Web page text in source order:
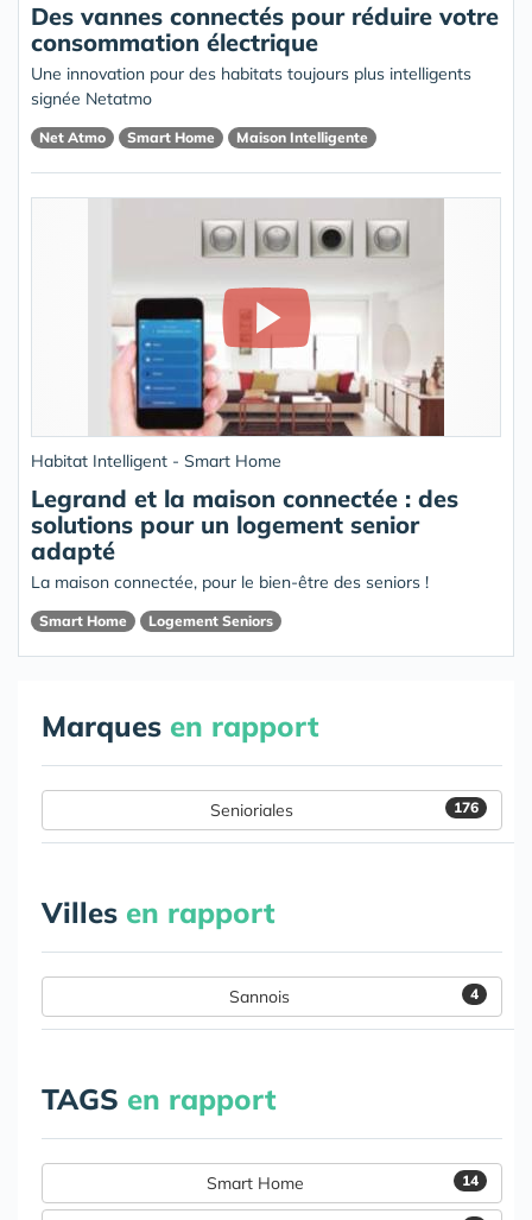
Des vannes connectés pour réduire votre
consommation électrique
Une innovation pour des habitats toujours plus intelligents
signée Netatmo
Net Atmo Smart Home Maison Intelligente
Habitat Intelligent - Smart Home
Legrand et la maison connectée : des
solutions pour un logement senior
adapté
La maison connectée, pour le bien-être des seniors !
Smart Home Logement Seniors
Marques en rapport
176
Senioriales
Villes en rapport
4
Sannois
TAGS en rapport
14
Smart Home